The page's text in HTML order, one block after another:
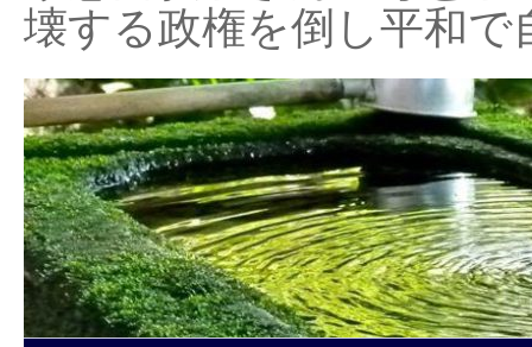
壊する政権を倒し平和